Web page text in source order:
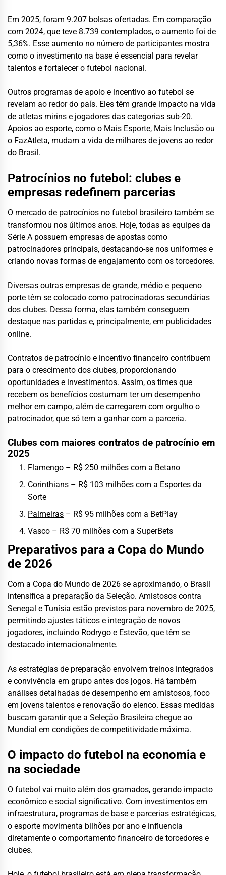
Em 2025, foram 9.207 bolsas ofertadas. Em comparação
com 2024, que teve 8.739 contemplados, o aumento foi de
5,36%. Esse aumento no número de participantes mostra
como o investimento na base é essencial para revelar
talentos e fortalecer o futebol nacional.
Outros programas de apoio e incentivo ao futebol se
revelam ao redor do país. Eles têm grande impacto na vida
de atletas mirins e jogadores das categorias sub-20.
Apoios ao esporte, como o Mais Esporte, Mais Inclusão ou
o FazAtleta, mudam a vida de milhares de jovens ao redor
do Brasil.
Patrocínios no futebol: clubes e
empresas redefinem parcerias
O mercado de patrocínios no futebol brasileiro também se
transformou nos últimos anos. Hoje, todas as equipes da
Série A possuem empresas de apostas como
patrocinadores principais, destacando-se nos uniformes e
criando novas formas de engajamento com os torcedores.
Diversas outras empresas de grande, médio e pequeno
porte têm se colocado como patrocinadoras secundárias
dos clubes. Dessa forma, elas também conseguem
destaque nas partidas e, principalmente, em publicidades
online.
Contratos de patrocínio e incentivo financeiro contribuem
para o crescimento dos clubes, proporcionando
oportunidades e investimentos. Assim, os times que
recebem os benefícios costumam ter um desempenho
melhor em campo, além de carregarem com orgulho o
patrocinador, que só tem a ganhar com a parceria.
Clubes com maiores contratos de patrocínio em
2025
Flamengo – R$ 250 milhões com a Betano
Corinthians – R$ 103 milhões com a Esportes da
Sorte
Palmeiras – R$ 95 milhões com a BetPlay
Vasco – R$ 70 milhões com a SuperBets
Preparativos para a Copa do Mundo
de 2026
Com a Copa do Mundo de 2026 se aproximando, o Brasil
intensifica a preparação da Seleção. Amistosos contra
Senegal e Tunísia estão previstos para novembro de 2025,
permitindo ajustes táticos e integração de novos
jogadores, incluindo Rodrygo e Estevão, que têm se
destacado internacionalmente.
As estratégias de preparação envolvem treinos integrados
e convivência em grupo antes dos jogos. Há também
análises detalhadas de desempenho em amistosos, foco
em jovens talentos e renovação do elenco. Essas medidas
buscam garantir que a Seleção Brasileira chegue ao
Mundial em condições de competitividade máxima.
O impacto do futebol na economia e
na sociedade
O futebol vai muito além dos gramados, gerando impacto
econômico e social significativo. Com investimentos em
infraestrutura, programas de base e parcerias estratégicas,
o esporte movimenta bilhões por ano e influencia
diretamente o comportamento financeiro de torcedores e
clubes.